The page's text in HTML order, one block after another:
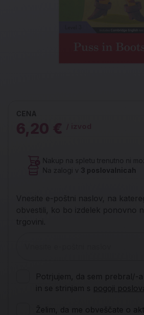
CENA
6,20 €
Nakup na spletu trenutno ni
Na zalogi v 3 poslovalnicah
Vnesite e-poštni naslov, na
obvestili, ko bo izdelek ponovno
trgovini.
Potrjujem, da sem prebral/-a
in se strinjam s pogoji
Želim, da me obveščate o